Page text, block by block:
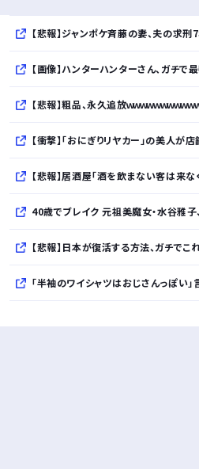
【悲報】ジャンポケ斉藤の妻、夫の求刑
【画像】ハンターハンターさん、ガチで最強の
【悲報】粗品、永久追放ｗｗｗｗｗｗｗｗｗｗ
【衝撃】「おにぎりリヤカー」の美人が店舗を
【悲報】居酒屋「酒を飲まない客は来なく
40歳でブレイク 元祖美魔女・水谷雅子、57歳の現在にス
【悲報】日本が復活する方法、ガチでこれし
「半袖のワイシャツはおじさんっぽい